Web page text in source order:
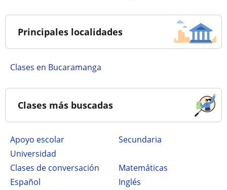
Principales localidades
Clases en Bucaramanga
Clases más buscadas
Apoyo escolar
secundaria
Universidad
Clases de conversación
Matemáticas
Español
Inglés